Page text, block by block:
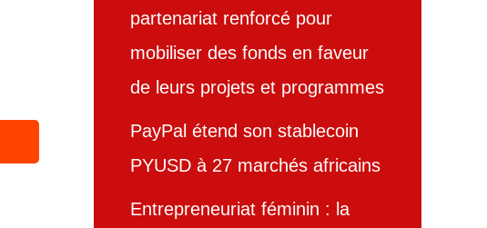
partenariat renforcé pour
mobiliser des fonds en faveur
de leurs projets et programmes
PayPal étend son stablecoin
PYUSD à 27 marchés africains
Entrepreneuriat féminin : la